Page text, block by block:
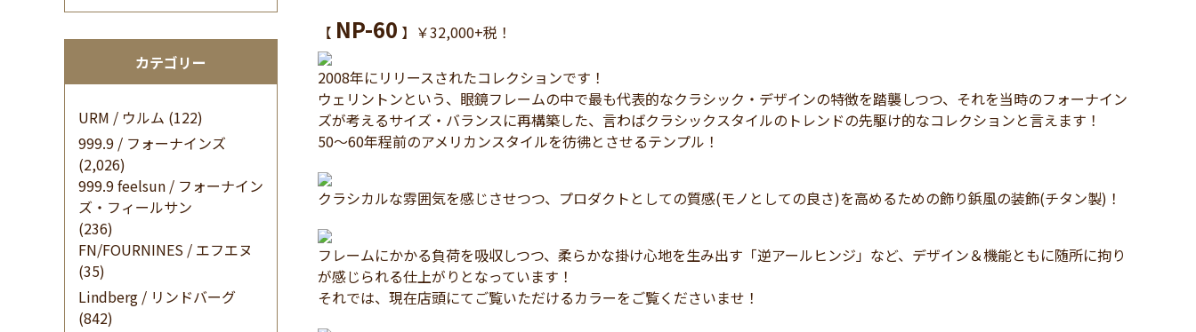
カテゴリー
URM / ウルム (122)
999.9 / フォーナインズ
(2,026)
999.9 feelsun / フォーナイン
ズ・フィールサン
(236)
FN/FOURNINES / エフエヌ
(35)
Lindberg / リンドバーグ
(842)
【 NP-60 】￥32,000+税！
2008年にリリースされたコレクションです！
ウェリントンという、眼鏡フレームの中で最も代表的なクラシック・デザインの特徴を踏襲しつつ、それを当時のフォーナイン
ズが考えるサイズ・バランスに再構築した、言わばクラシックスタイルのトレンドの先駆け的なコレクションと言えます！
50～60年程前のアメリカンスタイルを彷彿とさせるテンプル！
クラシカルな雰囲気を感じさせつつ、プロダクトとしての質感(モノとしての良さ)を高めるための飾り鋲風の装飾(チタン製)！
フレームにかかる負荷を吸収しつつ、柔らかな掛け心地を生み出す「逆アールヒンジ」など、デザイン＆機能ともに随所に拘り
が感じられる仕上がりとなっています！
それでは、現在店頭にてご覧いただけるカラーをご覧くださいませ！